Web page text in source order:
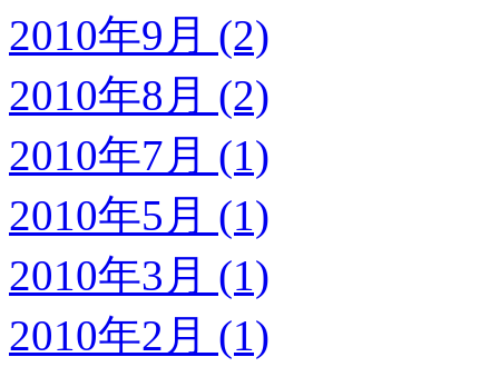
2010年9月 (2)
2010年8月 (2)
2010年7月 (1)
2010年5月 (1)
2010年3月 (1)
2010年2月 (1)